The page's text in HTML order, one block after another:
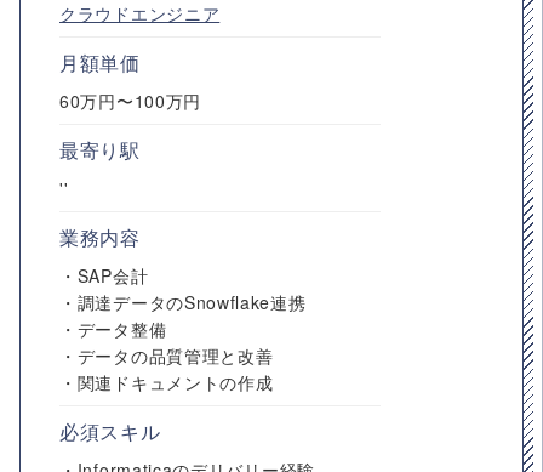
クラウドエンジニア
月額単価
60万円〜100万円
最寄り駅
''
業務内容
・SAP会計
・調達データのSnowflake連携
・データ整備
・データの品質管理と改善
・関連ドキュメントの作成
必須スキル